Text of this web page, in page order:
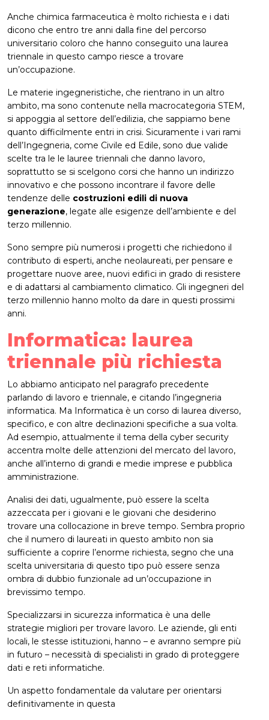
Anche chimica farmaceutica è molto richiesta e i dati
dicono che entro tre anni dalla fine del percorso
universitario coloro che hanno conseguito una laurea
triennale in questo campo riesce a trovare
un’occupazione.
Le materie ingegneristiche, che rientrano in un altro
ambito, ma sono contenute nella macrocategoria STEM,
si appoggia al settore dell’edilizia, che sappiamo bene
quanto difficilmente entri in crisi. Sicuramente i vari rami
dell’Ingegneria, come Civile ed Edile, sono due valide
scelte tra le le lauree triennali che danno lavoro,
soprattutto se si scelgono corsi che hanno un indirizzo
innovativo e che possono incontrare il favore delle
tendenze delle costruzioni edili di nuova
generazione, legate alle esigenze dell’ambiente e del
terzo millennio.
Sono sempre più numerosi i progetti che richiedono il
contributo di esperti, anche neolaureati, per pensare e
progettare nuove aree, nuovi edifici in grado di resistere
e di adattarsi al cambiamento climatico. Gli ingegneri del
terzo millennio hanno molto da dare in questi prossimi
anni.
Informatica: laurea
triennale più richiesta
Lo abbiamo anticipato nel paragrafo precedente
parlando di lavoro e triennale, e citando l’ingegneria
informatica. Ma Informatica è un corso di laurea diverso,
specifico, e con altre declinazioni specifiche a sua volta.
Ad esempio, attualmente il tema della cyber security
accentra molte delle attenzioni del mercato del lavoro,
anche all’interno di grandi e medie imprese e pubblica
amministrazione.
Analisi dei dati, ugualmente, può essere la scelta
azzeccata per i giovani e le giovani che desiderino
trovare una collocazione in breve tempo. Sembra proprio
che il numero di laureati in questo ambito non sia
sufficiente a coprire l’enorme richiesta, segno che una
scelta universitaria di questo tipo può essere senza
ombra di dubbio funzionale ad un’occupazione in
brevissimo tempo.
Specializzarsi in sicurezza informatica è una delle
strategie migliori per trovare lavoro. Le aziende, gli enti
locali, le stesse istituzioni, hanno – e avranno sempre più
in futuro – necessità di specialisti in grado di proteggere
dati e reti informatiche.
Un aspetto fondamentale da valutare per orientarsi
definitivamente in questa